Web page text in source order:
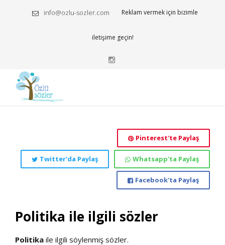
info@ozlu-sozler.com Reklam vermek için bizimle
iletişime geçin!
Pinterest'te Paylaş
Whatsapp'ta Paylaş
Twitter'da Paylaş
Facebook'ta Paylaş
Politika ile ilgili sözler
Politika ile ilgili söylenmiş sözler.